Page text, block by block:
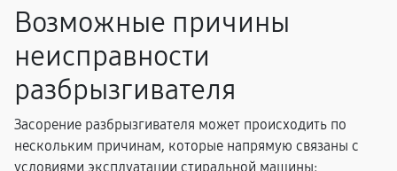
Возможные причины
неисправности
разбрызгивателя
Засорение разбрызгивателя может происходить по
нескольким причинам, которые напрямую связаны с
условиями эксплуатации стиральной машины: